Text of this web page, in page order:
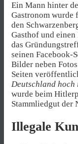
Ein Mann hinter
Gastronom wurde
den
Gasthof und
das
seinen Facebook-
Bilder neben
Seiten
Deutschland hoch
wurde beim
Stammliedgut der
Illegale